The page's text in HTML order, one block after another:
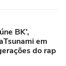
BK’,
em
do rap